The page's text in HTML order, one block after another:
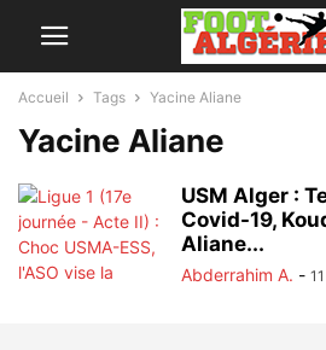
Accueil Tags Yacine Aliane
Yacine Aliane
USM Alger :
Covid-19,
Aliane...
Abderrahim A. -